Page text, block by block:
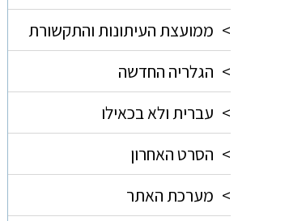
> ממועצת העיתונות והתקשורת
> הגלריה החדשה
> עברית ולא בכאילו
> הסרט האחרון
> מערכת האתר